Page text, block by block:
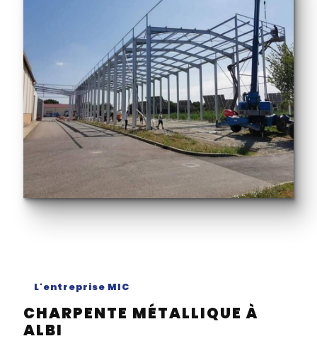
L'entreprise MIC
CHARPENTE MÉTALLIQUE À
ALBI